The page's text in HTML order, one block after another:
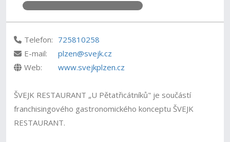
Telefon: 725810258
E-mail:
plzen@svejk.cz
Web:
www.svejkplzen.cz
ŠVEJK RESTAURANT „U Pětatřicátníků" je součástí
franchisingového gastronomického konceptu ŠVEJK
RESTAURANT.